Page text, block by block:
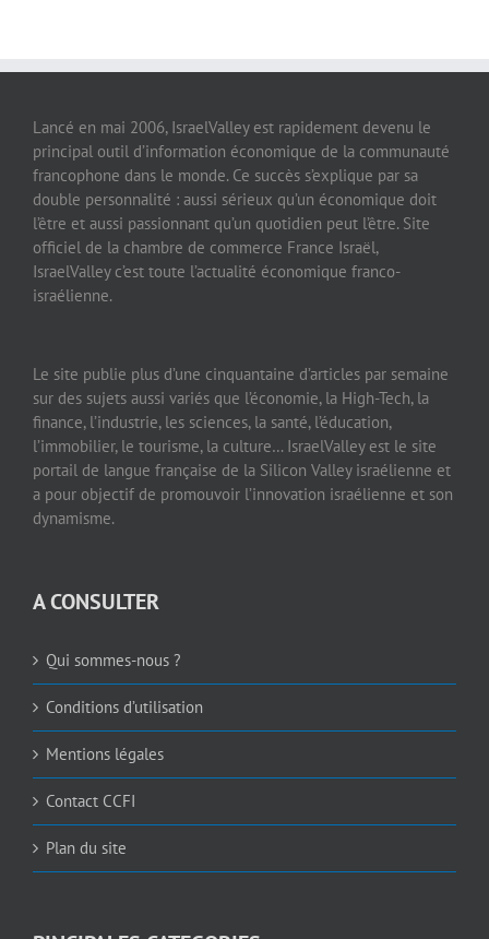
Lancé en mai 2006, IsraelValley est rapidement devenu le
principal outil d’information économique de la communauté
francophone dans le monde. Ce succès s’explique par sa
double personnalité : aussi sérieux qu’un économique doit
l’être et aussi passionnant qu’un quotidien peut l’être. Site
officiel de la chambre de commerce France Israël,
IsraelValley c’est toute l’actualité économique franco-
israélienne.
Le site publie plus d’une cinquantaine d’articles par semaine
sur des sujets aussi variés que l’économie, la High-Tech, la
finance, l’industrie, les sciences, la santé, l’éducation,
l’immobilier, le tourisme, la culture… IsraelValley est le site
portail de langue française de la Silicon Valley israélienne et
a pour objectif de promouvoir l’innovation israélienne et son
dynamisme.
A CONSULTER
Qui sommes-nous ?
Conditions d’utilisation
Mentions légales
Contact CCFI
Plan du site